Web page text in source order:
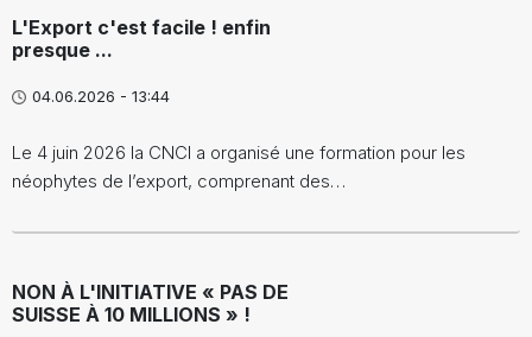
L'Export c'est facile ! enfin
presque ...
04.06.2026 - 13:44
Le 4 juin 2026 la CNCI a organisé une formation pour les
néophytes de l’export, comprenant des…
NON À L'INITIATIVE « PAS DE
SUISSE À 10 MILLIONS » !